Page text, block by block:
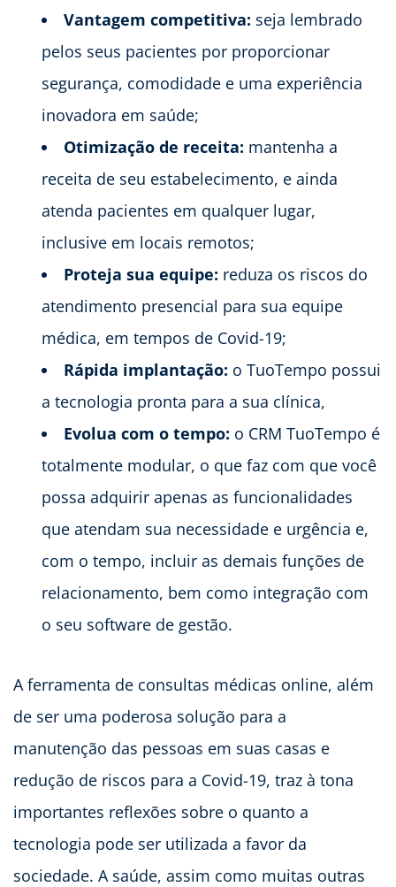
Vantagem competitiva: seja lembrado
pelos seus pacientes por proporcionar
segurança, comodidade e uma experiência
inovadora em saúde;
Otimização de receita: mantenha a
receita de seu estabelecimento, e ainda
atenda pacientes em qualquer lugar,
inclusive em locais remotos;
Proteja sua equipe: reduza os riscos do
atendimento presencial para sua equipe
médica, em tempos de Covid-19;
Rápida implantação: o TuoTempo possui
a tecnologia pronta para a sua clínica,
Evolua com o tempo: o CRM TuoTempo é
totalmente modular, o que faz com que você
possa adquirir apenas as funcionalidades
que atendam sua necessidade e urgência e,
com o tempo, incluir as demais funções de
relacionamento, bem como integração com
o seu software de gestão.
A ferramenta de consultas médicas online, além
de ser uma poderosa solução para a
manutenção das pessoas em suas casas e
redução de riscos para a Covid-19, traz à tona
importantes reflexões sobre o quanto a
tecnologia pode ser utilizada a favor da
sociedade. A saúde, assim como muitas outras